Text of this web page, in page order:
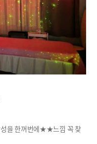
을 한꺼번에★★느낌 꼭 찾